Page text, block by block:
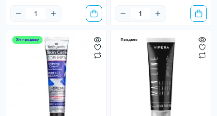
Хіт продажу Продано